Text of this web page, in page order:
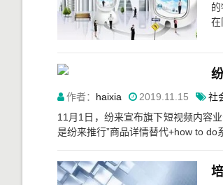
在
作者： haixia 2019.11.15 社
11月1日，纷来宣布旗下短视频内容
是纷来推行”商品详情替代+how to do